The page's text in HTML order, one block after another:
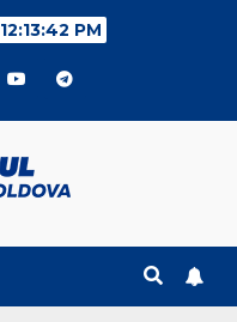
12:13:42 PM